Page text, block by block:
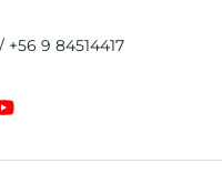
+56 9 84514417